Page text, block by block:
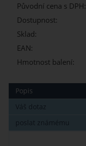
Původní cena s DPH:
Dostupnost:
Sklad:
EAN:
Hmotnost balení:
Popis
Váš dotaz
poslat známému